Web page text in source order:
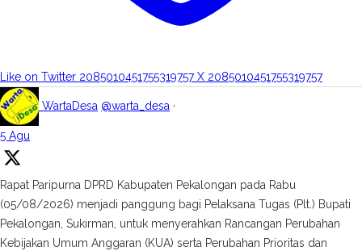
Like on Twitter 2085010451755319757 X 2085010451755319757
WartaDesa @warta_desa ·
5 Agu
Rapat Paripurna DPRD Kabupaten Pekalongan pada Rabu
(05/08/2026) menjadi panggung bagi Pelaksana Tugas (Plt.) Bupati
Pekalongan, Sukirman, untuk menyerahkan Rancangan Perubahan
Kebijakan Umum Anggaran (KUA) serta Perubahan Prioritas dan